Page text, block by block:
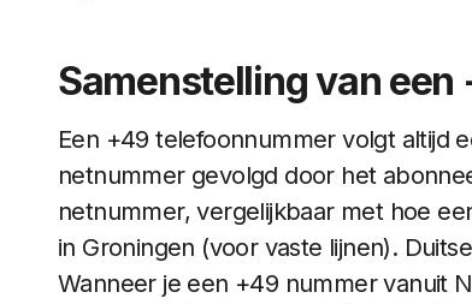
Samenstelling van een
Een +49 telefoonnummer volgt altijd
netnummer gevolgd door het
netnummer, vergelijkbaar met hoe
in Groningen (voor vaste lijnen).
Wanneer je een +49 nummer vanuit